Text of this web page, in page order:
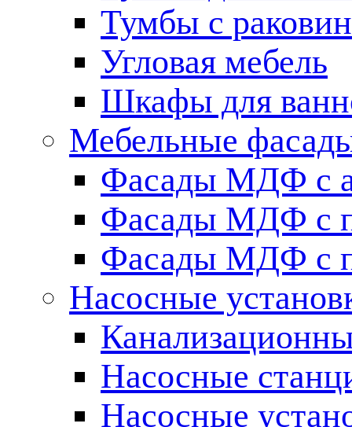
Тумбы с
Угловая мебель
Шкафы для
Мебельные
Фасады МДФ c
Фасады МДФ с
Фасады МДФ с
Насосные
Насосные
Насосные